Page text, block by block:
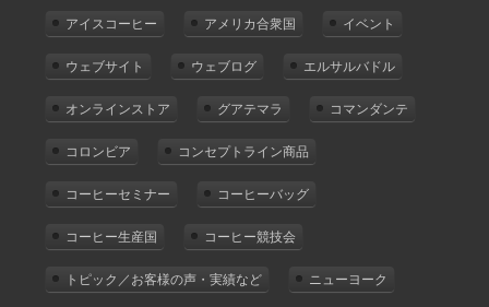
アイスコーヒー アメリカ合衆国 イベント
ウェブサイト ウェブログ エルサルバドル
オンラインストア グアテマラ コマンダンテ
コロンビア コンセプトライン商品
コーヒーセミナー コーヒーバッグ
コーヒー生産国 コーヒー競技会
トピック／お客様の声・実績など ニューヨーク